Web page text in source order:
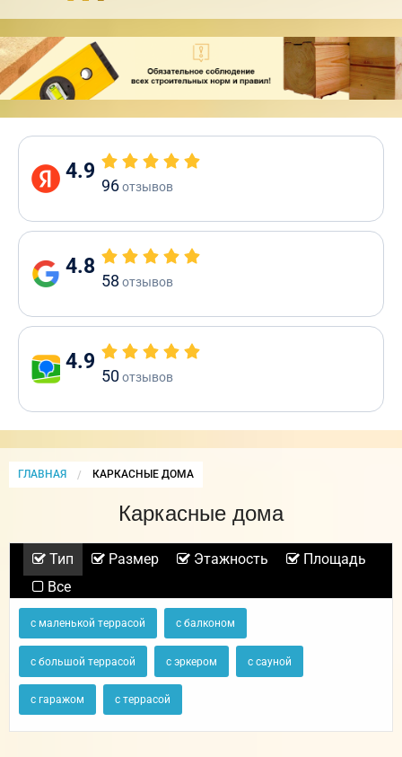
4.9
96отзывов
4.8
58 отзывов
4.9
50отзывов
ГЛАВНАЯ CURRENT:
КАРКАСНЫЕ ДОМА
Каркасные дома
Тип Размер Этажность
Площадь
Все
с маленькой террасой с балконом
с большой террасой с эркером с сауной
с гаражом с террасой